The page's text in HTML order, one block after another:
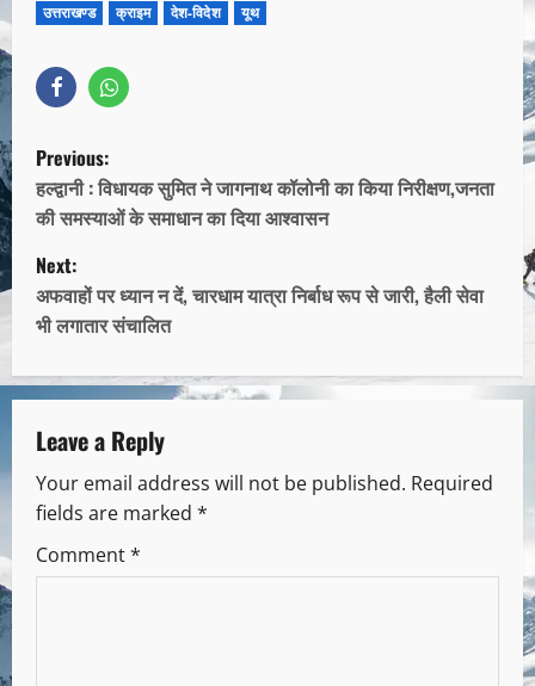
उत्तराखण्ड क्राइम देश-विदेश यूथ
Previous:
हल्द्वानी : विधायक सुमित ने जागनाथ कॉलोनी का किया निरीक्षण,जनता
की समस्याओं के समाधान का दिया आश्वासन
Next:
अफवाहों पर ध्यान न दें, चारधाम यात्रा निर्बाध रूप से जारी, हैली सेवा
भी लगातार संचालित
Leave a Reply
Your email address will not be published. Required
fields are marked *
Comment*